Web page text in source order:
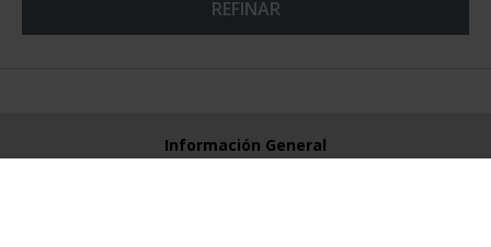
REFINAR
Información General